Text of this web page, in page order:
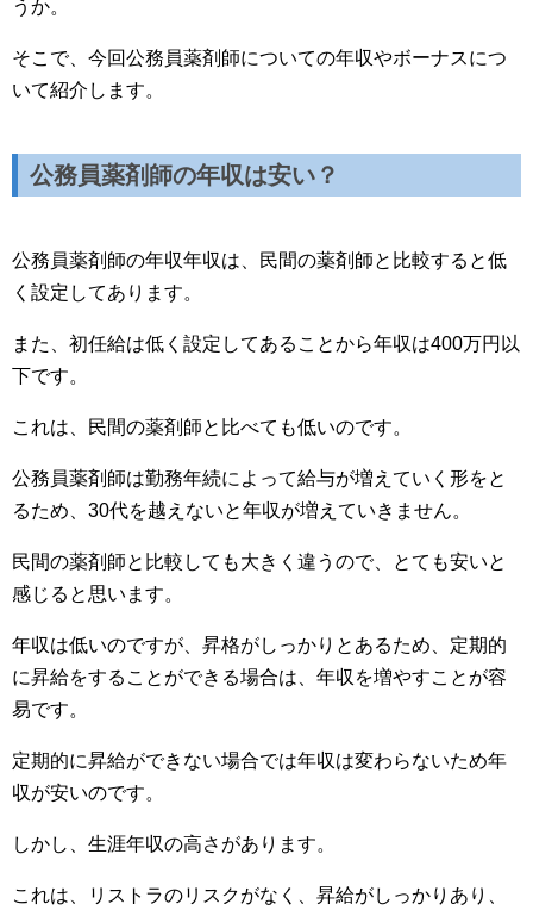
うか。
そこで、今回公務員薬剤師についての年収やボーナスにつ
いて紹介します。
公務員薬剤師の年収は安い？
公務員薬剤師の年収年収は、民間の薬剤師と比較すると低
く設定してあります。
また、初任給は低く設定してあることから年収は400万円以
下です。
これは、民間の薬剤師と比べても低いのです。
公務員薬剤師は勤務年続によって給与が増えていく形をと
るため、30代を越えないと年収が増えていきません。
民間の薬剤師と比較しても大きく違うので、とても安いと
感じると思います。
年収は低いのですが、昇格がしっかりとあるため、定期的
に昇給をすることができる場合は、年収を増やすことが容
易です。
定期的に昇給ができない場合では年収は変わらないため年
収が安いのです。
しかし、生涯年収の高さがあります。
これは、リストラのリスクがなく、昇給がしっかりあり、